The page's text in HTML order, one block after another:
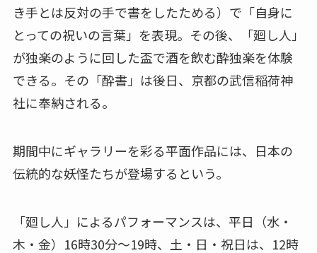
き手とは反対の手で書をしたためる）で「自身に
とっての祝いの言葉」を表現。その後、「廻し人」
が独楽のように回した盃で酒を飲む酔独楽を体験
できる。その「酔書」は後日、京都の武信稲荷神
社に奉納される。
期間中にギャラリーを彩る平面作品には、日本の
伝統的な妖怪たちが登場するという。
「廻し人」によるパフォーマンスは、平日（水・
木・金）16時30分〜19時、土・日・祝日は、12時